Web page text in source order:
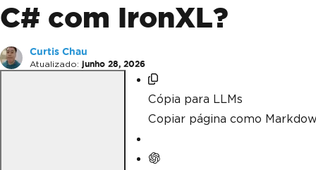
C# com IronXL?
Curtis Chau
Atualizado: junho 28, 2026
Cópia para LLMs
Copiar página como